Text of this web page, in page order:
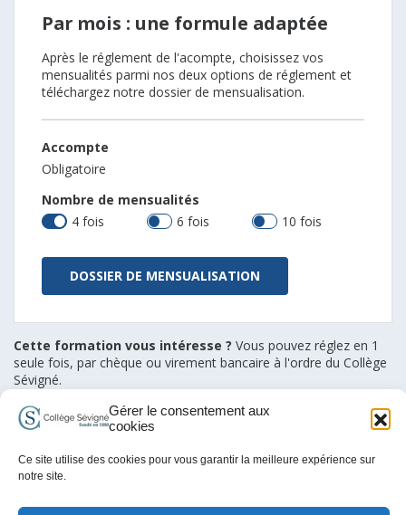
Gérer le consentement aux
cookies
Ce site utilise des cookies pour vous garantir la meilleure expérience sur
notre site.
Par mois : une formule adaptée
Après le réglement de l'acompte, choisissez vos
mensualités parmi nos deux options de réglement et
téléchargez notre dossier de mensualisation.
Accompte
Obligatoire
Nombre de mensualités
4 fois
6 fois 10 fois
DOSSIER DE MENSUALISATION
Cette formation vous intéresse ? Vous pouvez réglez en 1
seule fois, par chèque ou virement bancaire à l'ordre du Collège
Sévigné.
Mentions légales et Conditions d’Utilisation
Contact